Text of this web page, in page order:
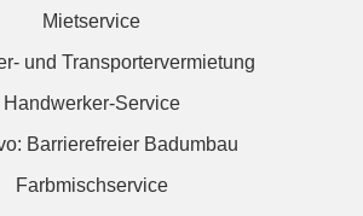
Mietservice
und Transportervermietung
Handwerker-Service
Barrierefreier Badumbau
Farbmischservice